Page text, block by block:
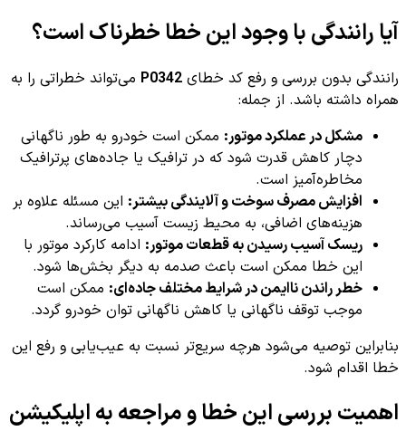
آیا رانندگی با وجود این خطا خطرناک است؟
رانندگی بدون بررسی و رفع کد خطای P0342 می‌تواند خطراتی را به
همراه داشته باشد. از جمله:
مشکل در عملکرد موتور: ممکن است خودرو به طور ناگهانی
دچار کاهش قدرت شود که در ترافیک یا جاده‌های پرترافیک
مخاطره‌آمیز است.
افزایش مصرف سوخت و آلایندگی بیشتر: این مسئله علاوه بر
هزینه‌های اضافی، به محیط زیست آسیب می‌رساند.
ریسک آسیب رسیدن به قطعات موتور: ادامه کارکرد موتور با
این خطا ممکن است باعث صدمه به دیگر بخش‌ها شود.
خطر راندن ناایمن در شرایط مختلف جاده‌ای: ممکن است
موجب توقف ناگهانی یا کاهش ناگهانی توان خودرو گردد.
بنابراین توصیه می‌شود هرچه سریع‌تر نسبت به عیب‌یابی و رفع این
خطا اقدام شود.
اهمیت بررسی این خطا و مراجعه به اپلیکیشن